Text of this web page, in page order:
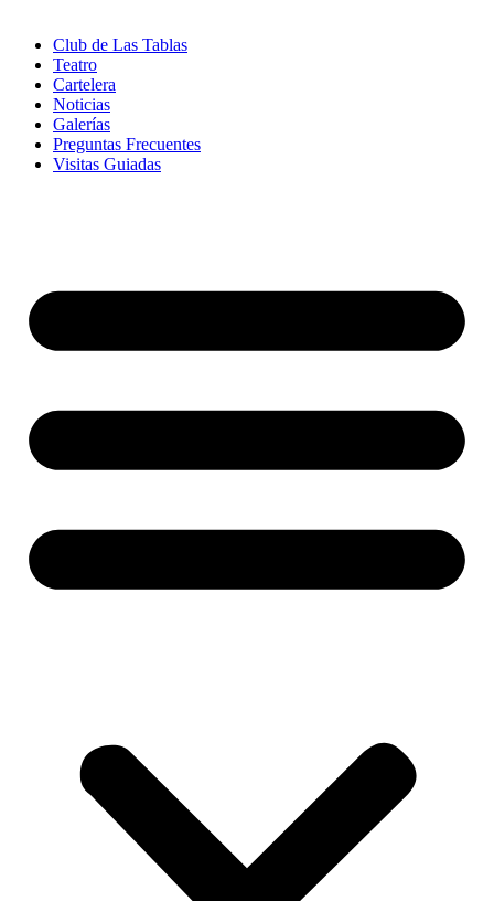
Club de Las Tablas
Teatro
Cartelera
Noticias
Galerías
Preguntas Frecuentes
Visitas Guiadas